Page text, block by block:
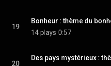
19
Bonheur : thème du
14 plays 0:57
20
Des pays mystérieux :